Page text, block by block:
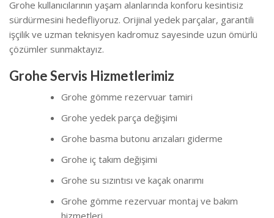
Grohe kullanıcılarının yaşam alanlarında konforu kesintisiz
sürdürmesini hedefliyoruz. Orijinal yedek parçalar, garantili
işçilik ve uzman teknisyen kadromuz sayesinde uzun ömürlü
çözümler sunmaktayız.
Grohe Servis Hizmetlerimiz
Grohe gömme rezervuar tamiri
Grohe yedek parça değişimi
Grohe basma butonu arızaları giderme
Grohe iç takım değişimi
Grohe su sızıntısı ve kaçak onarımı
Grohe gömme rezervuar montaj ve bakım
hizmetleri